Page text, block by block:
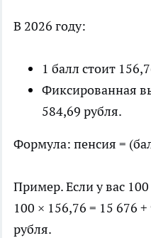
В 2026 году:
1 балл стоит
Фиксированная
584,69 рубля.
Формула: пенсия =
Пример. Если у вас
100 × 156,76 = 15 676
рубля.